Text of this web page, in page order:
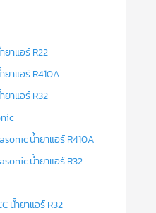
ยาแอร์ R22
ยาแอร์ R410A
ยาแอร์ R32
น้ำยาแอร์ R410A
น้ำยาแอร์ R32
น้ำยาแอร์ R32